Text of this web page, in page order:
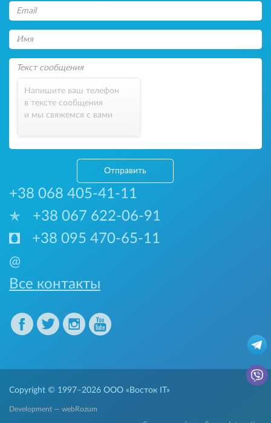
Напишите ваш телефон
в тексте сообщения
и мы свяжемся с вами
Отправить
+38 068 405-41-11
+38 067 622-06-91
+38 095 470-65-11
@
Все контакты
Copyright © 1997–2026 ООО «Восток IT»
Development — webRozum